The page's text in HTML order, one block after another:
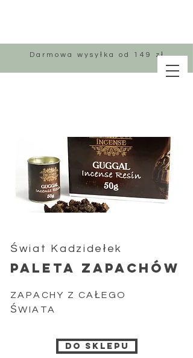
Darmowa wysyłka od 149 zł
Świat Kadzidełek
PALETA ZAPACHÓW
ZAPACHY Z CAŁEGO
ŚWIATA
do sklepu